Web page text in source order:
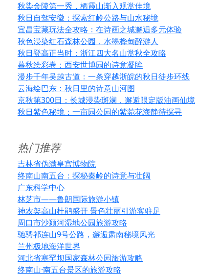
秋染金陵第一秀，栖霞山渐入观赏佳境
秋日自驾安徽：探索红岭公路与山水秘境
宜昌宝藏玩法全攻略：在诗画之城邂逅多元体验
秋色浸染红石森林公园，水墨桦甸醉游人
秋日登高正当时：浙江四大名山赏秋全攻略
暮秋绘彩卷：西安世博园的诗意凝眸
漫步千年吴越古道：一条穿越浙皖的秋日徒步环线
云海绘巴东：秋日里的诗意山河图
京秋第300日：长城浸染斑斓，邂逅限定版油画仙境
秋日紫色秘境：一亩园公园的紫菀花海静待探寻
热门推荐
吉林省伪满皇宫博物院
终南山南五台：探秘秦岭的诗意与壮阔
广东科学中心
林芝市——鲁朗国际旅游小镇
神农架高山杜鹃盛开 景色壮丽引游客驻足
周口市沙颍河湿地公园旅游攻略
驰骋祁连山9号公路，邂逅肃南秘境风光
兰州极地海洋世界
河北省塞罕坝国家森林公园旅游攻略
终南山·南五台景区的旅游攻略